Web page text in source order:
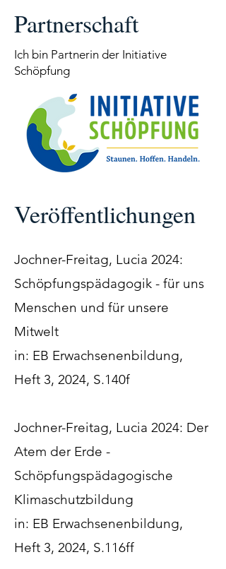
Partnerschaft
Ich bin Partnerin der Initiative
Schöpfung
Veröffentlichungen
Jochner-Freitag, Lucia 2024:
Schöpfungspädagogik - für uns
Menschen und für unsere
Mitwelt
in: EB Erwachsenenbildung,
Heft 3, 2024, S.140f
Jochner-Freitag, Lucia 2024: Der
Atem der Erde -
Schöpfungspädagogische
Klimaschutzbildung
in: EB Erwachsenenbildung,
Heft 3, 2024, S.116ff